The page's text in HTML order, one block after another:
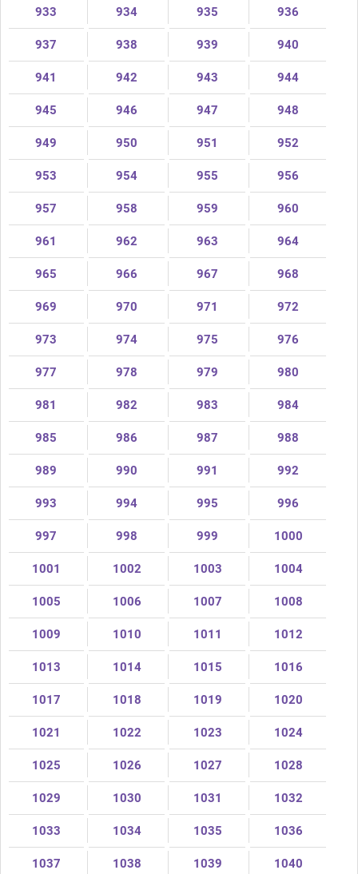
933 934 935 936
937 938 939 940
941 942 943 944
945 946 947 948
949 950 951 952
953 954 955 956
957 958 959 960
961 962 963 964
965 966 967 968
969 970 971 972
973 974 975 976
977 978 979 980
981 982 983 984
985 986 987 988
989 990 991 992
993 994 995 996
997 998 999 1000
1001 1002 1003 1004
1005 1006 1007 1008
1009 1010 1011 1012
1013 1014 1015 1016
1017 1018 1019 1020
1021 1022 1023 1024
1025 1026 1027 1028
1029 1030 1031 1032
1033 1034 1035 1036
1037 1038 1039 1040